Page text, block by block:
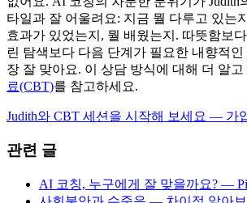
타일과 잘 어울려요: 지금 뭘 다루고 있는
효과가 있었는지, 뭘 배웠는지. 따뜻함보
린 탐색보다 다음 단계가 필요한 내향적인
장 잘 맞아요. 이 상담 방식에 대해 더 알고
료(CBT)를 참고하세요.
Judith와 CBT 세션을 시작해 보세요 — 가
관련 글
AI 코칭, 누구에게 잘 맞을까요? —